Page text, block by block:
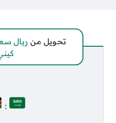
تحويل من ريال
: